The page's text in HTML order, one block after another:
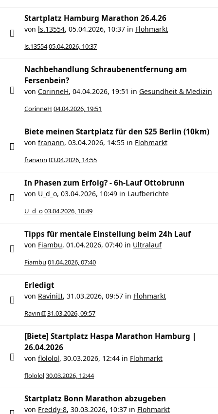
Startplatz Hamburg Marathon 26.4.26
von ls.13554, 05.04.2026, 10:37 in Flohmarkt
ls.1355405.04.2026, 10:37
Nachbehandlung Schraubenentfernung am
Fersenbein?
von CorinneH, 04.04.2026, 19:51 in Gesundheit & Medizin
CorinneH 04.04.2026, 19:51
Biete meinen Startplatz für den S25 Berlin (10km)
von franann, 03.04.2026, 14:55 in Flohmarkt
franann 03.04.2026, 14:55
In Phasen zum Erfolg? - 6h-Lauf Ottobrunn
von U_d_o, 03.04.2026, 10:49 in Laufberichte
U_d_o03.04.2026, 10:49
Tipps für mentale Einstellung beim 24h Lauf
von Fiambu, 01.04.2026, 07:40 in Ultralauf
Fiambu 01.04.2026, 07:40
Erledigt
von RaviniII, 31.03.2026, 09:57 in Flohmarkt
RaviniII31.03.2026, 09:57
[Biete] Startplatz Haspa Marathon Hamburg |
26.04.2026
von flololol, 30.03.2026, 12:44 in Flohmarkt
flololol30.03.2026, 12:44
Startplatz Bonn Marathon abzugeben
von Freddy-8, 30.03.2026, 10:37 in Flohmarkt